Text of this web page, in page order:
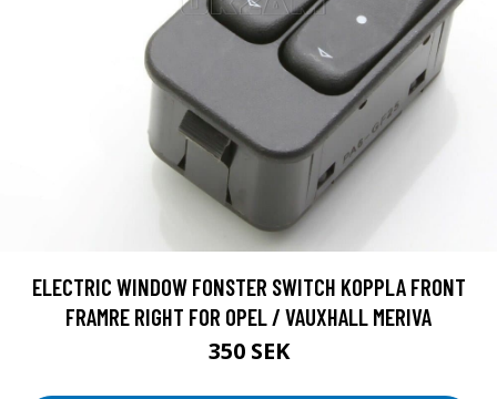
ELECTRIC WINDOW FONSTER SWITCH KOPPLA FRONT
FRAMRE RIGHT FOR OPEL / VAUXHALL MERIVA
350 SEK